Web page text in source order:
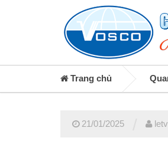
Trang chủ
21/01/2025 letv